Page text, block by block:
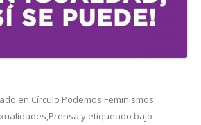
en Círculo Podemos Feminismos
Prensa y etiqueado bajo